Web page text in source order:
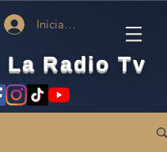
La Radio Tv
Iniciar sesión